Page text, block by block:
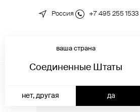
Россия +7 495 255 1533
новинкиваша страна
Соединенные Штаты
да
нет, другая